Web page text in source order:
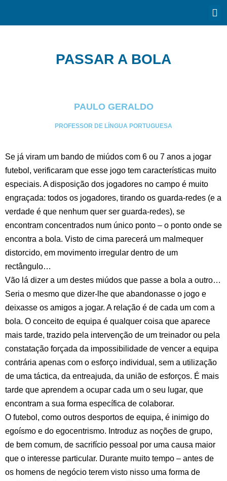
PASSAR A BOLA
PAULO GERALDO
PROFESSOR DE LÍNGUA PORTUGUESA
Se já viram um bando de miúdos com 6 ou 7 anos a jogar
futebol, verificaram que esse jogo tem características muito
especiais. A disposição dos jogadores no campo é muito
engraçada: todos os jogadores, tirando os guarda-redes (e a
verdade é que nenhum quer ser guarda-redes), se
encontram concentrados num único ponto – o ponto onde se
encontra a bola. Visto de cima parecerá um malmequer
distorcido, em movimento irregular dentro de um
rectângulo…
Vão lá dizer a um destes miúdos que passe a bola a outro…
Seria o mesmo que dizer-lhe que abandonasse o jogo e
deixasse os amigos a jogar. A relação é de cada um com a
bola. O conceito de equipa é qualquer coisa que aparece
mais tarde, trazido pela intervenção de um treinador ou pela
constatação forçada da impossibilidade de vencer a equipa
contrária apenas com o esforço individual, sem a utilização
de uma táctica, da entreajuda, da união de esforços. É mais
tarde que aprendem a ocupar cada um o seu lugar, que
encontram a sua forma específica de colaborar.
O futebol, como outros desportos de equipa, é inimigo do
egoísmo e do egocentrismo. Introduz as noções de grupo,
de bem comum, de sacrifício pessoal por uma causa maior
que o interesse particular. Durante muito tempo – antes de
os homens de negócio terem visto nisso uma forma de